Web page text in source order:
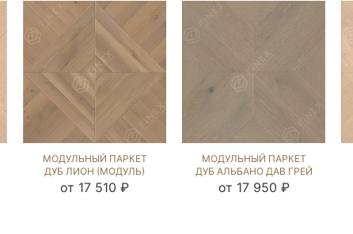
МОДУЛЬНЫЙ ПАРКЕТ
ДУБ ЛИОН (МОДУЛЬ)
COLONIAL STYLE
(BRUSHED) 124654
от 17 510 ₽
МОДУЛЬНЫЙ ПАРКЕТ
ДУБ АЛЬБАНО ДАВ ГРЕЙ
(BRUSHED) 120214
от 17 950 ₽